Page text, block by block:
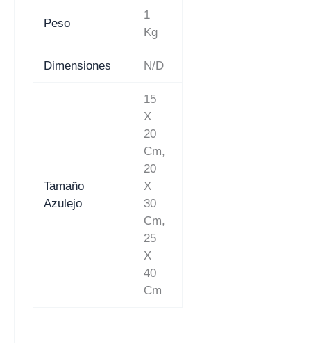
Peso
1
Kg
Dimensiones N/D
Tamaño
Azulejo
15
X
20
Cm,
20
X
30
Cm,
25
X
40
Cm